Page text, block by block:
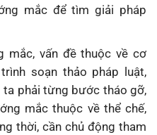
mắc để tìm giải pháp
mắc, vấn đề thuộc về cơ
soạn thảo pháp luật,
ta phải từng bước tháo gỡ,
mắc thuộc về thể chế,
thời, cần chủ động tham